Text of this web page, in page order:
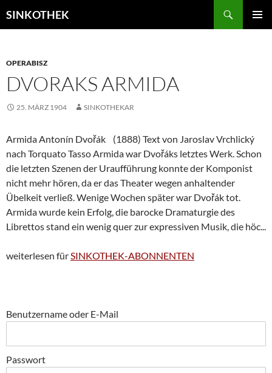
Inhalt
SINKOTHEK
OPERABISZ
DVORAKS ARMIDA
25. MÄRZ 1904 SINKOTHEKAR
Armida Antonín Dvořák (1888) Text von Jaroslav Vrchlický
nach Torquato Tasso Armida war Dvořáks letztes Werk. Schon
die letzten Szenen der Uraufführung konnte der Komponist
nicht mehr hören, da er das Theater wegen anhaltender
Übelkeit verließ. Wenige Wochen später war Dvořák tot.
Armida wurde kein Erfolg, die barocke Dramaturgie des
Librettos stand ein wenig quer zur expressiven Musik, die höc...
weiterlesen fürSINKOTHEK-ABONNENTEN
Benutzername oder E-Mail
Passwort